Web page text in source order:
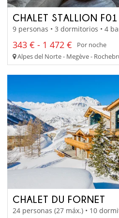
CHALET STALLION F01
9 personas • 3 dormitorios • 4
343 € - 1 472 €
Por noche
Alpes del Norte - Megève -
CHALET DU FORNET
24 personas (27 máx.) • 10